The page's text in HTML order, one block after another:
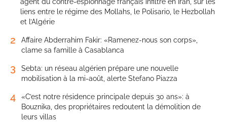
liens entre le régime des Mollahs, le Polisario, le Hezbollah
et l’Algérie
2
Affaire Abderrahim Fakir: «Ramenez-nous son corps»,
clame sa famille à Casablanca
3
Sebta: un réseau algérien prépare une nouvelle
mobilisation à la mi-août, alerte Stefano Piazza
4
«C’est notre résidence principale depuis 30 ans»: à
Bouznika, des propriétaires redoutent la démolition de
leurs villas